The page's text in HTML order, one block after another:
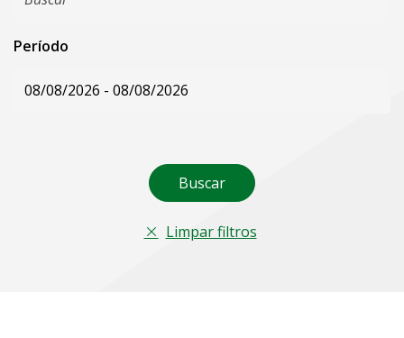
Período
Buscar
Limpar filtros